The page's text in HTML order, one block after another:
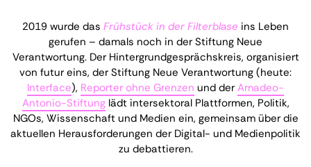
2019 wurde das Frühstück in der Filterblase ins Leben
gerufen – damals noch in der Stiftung Neue
Verantwortung. Der Hintergrundgesprächskreis, organisiert
von futur eins, der Stiftung Neue Verantwortung (heute:
Interface), Reporter ohne Grenzen und der Amadeo-
Antonio-Stiftunglädt intersektoral Plattformen, Politik,
NGOs, Wissenschaft und Medien ein, gemeinsam über die
aktuellen Herausforderungen der Digital- und Medienpolitik
zu debattieren.